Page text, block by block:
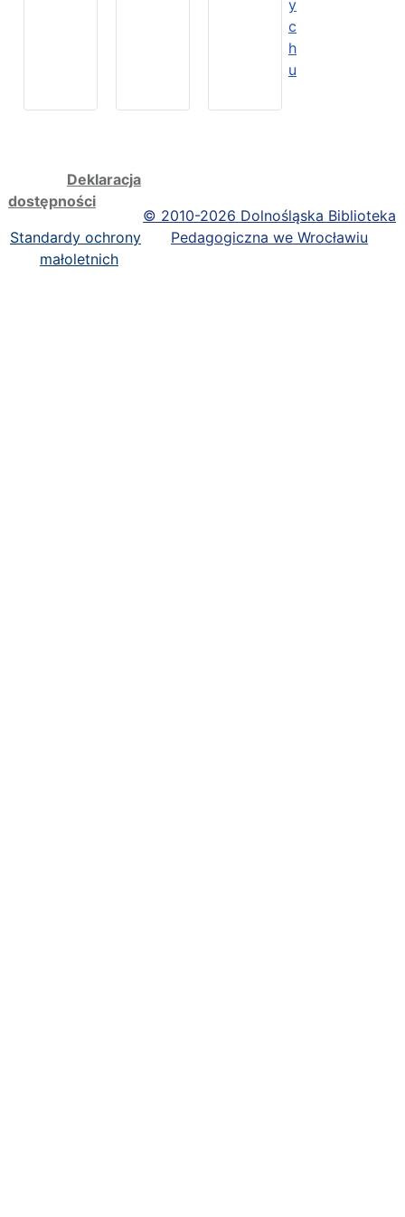
y
c
h
u
Deklaracja
dostępności
Standardy ochrony
małoletnich
© 2010-2026 Dolnośląska Biblioteka
Pedagogiczna we Wrocławiu